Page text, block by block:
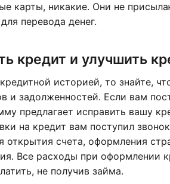
карты, никакие. Они не
перевода денег.
кредит и улучшить
историей, то знайте,
и задолженностей. Если вам
предлагает исправить вашу
на кредит вам поступил
открытия счета, оформления
Все расходы при оформлении
не получив займа.